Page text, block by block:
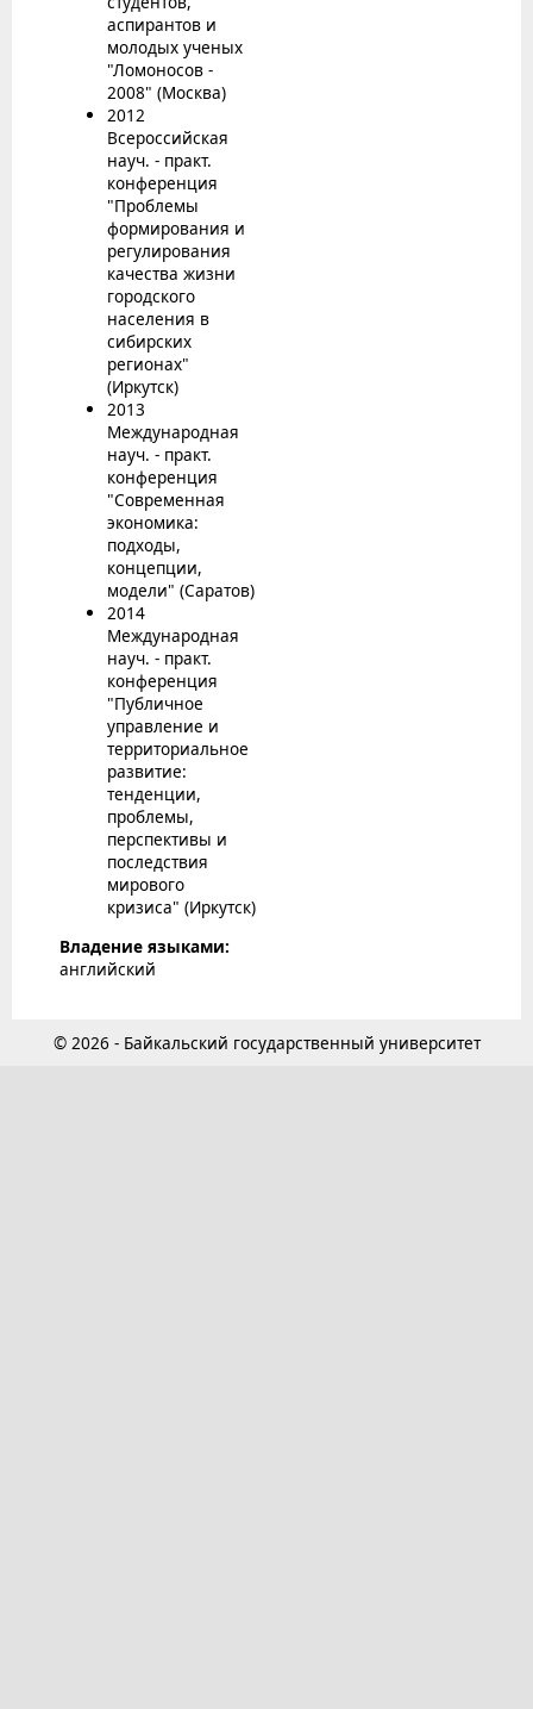
аспирантов и
молодых ученых
"Ломоносов -
2008" (Москва)
2012
Всероссийская
науч. - практ.
конференция
"Проблемы
формирования и
регулирования
качества жизни
городского
населения в
сибирских
регионах"
(Иркутск)
2013
Международная
науч. - практ.
конференция
"Современная
экономика:
подходы,
концепции,
модели" (Саратов)
2014
Международная
науч. - практ.
конференция
"Публичное
управление и
территориальное
развитие:
тенденции,
проблемы,
перспективы и
последствия
мирового
кризиса" (Иркутск)
Владение языками:
английский
© 2026 - Байкальский государственный университет